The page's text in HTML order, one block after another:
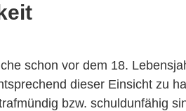
schon vor dem 18.
dieser Einsicht zu
bzw. schuldunfähig